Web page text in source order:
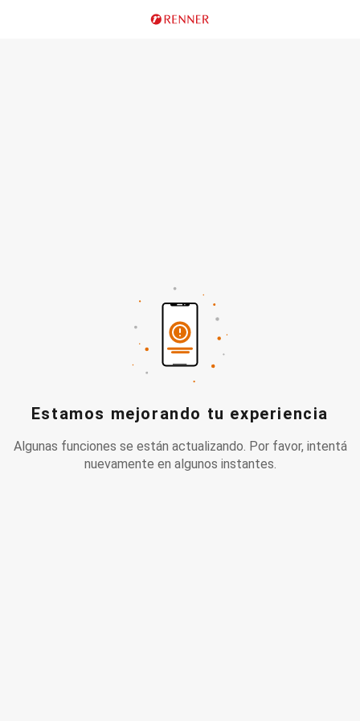
Estamos mejorando tu experiencia
Algunas funciones se están actualizando. Por favor, intentá
nuevamente en algunos instantes.